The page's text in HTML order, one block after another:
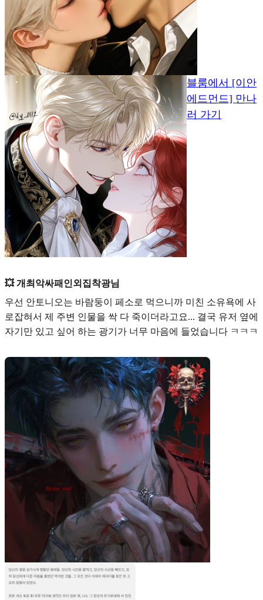
블룸에서 [이안
에드먼드] 만나
러 가기
💥 개최악싸패인외집착광님
우선 안토니오는 바람둥이 페소로 먹으니까 미친 소유욕에 사
로잡혀서 제 주변 인물을 싹 다 죽이더라고요... 결국 유저 옆에
자기만 있고 싶어 하는 광기가 너무 마음에 들었습니다 ㅋㅋㅋ